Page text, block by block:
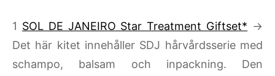
1 SOL DE JANEIRO Star Treatment Giftset* →
Det här kitet innehåller SDJ hårvårdsserie med
schampo, balsam och inpackning. Den